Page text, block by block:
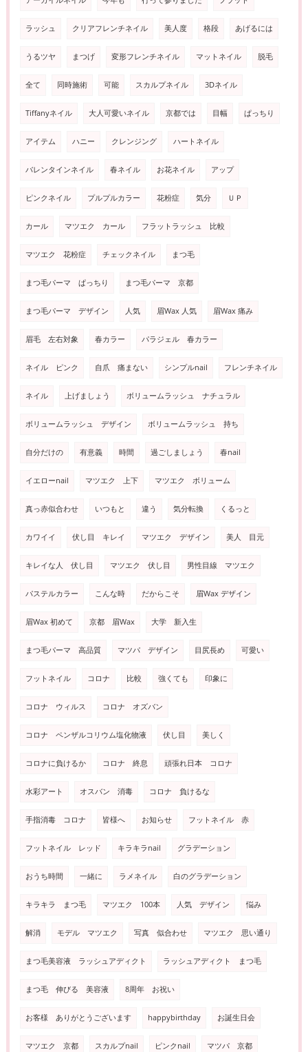
ラッシュ クリアフレンチネイル 美人度 格段 あげるには
うるツヤ まつげ 変形フレンチネイル マットネイル 脱毛
全て 同時施術 可能 スカルプネイル 3Dネイル
Tiffanyネイル 大人可愛いネイル 京都では 目幅 ぱっちり
アイテム ハニー クレンジング ハートネイル
バレンタインネイル 春ネイル お花ネイル アップ
ピンクネイル プルプルカラー 花粉症 気分 ＵＰ
カール マツエク カール フラットラッシュ 比較
マツエク 花粉症 チェックネイル まつ毛
まつ毛パーマ ぱっちり まつ毛パーマ 京都
まつ毛パーマ デザイン 人気 眉Wax 人気 眉Wax 痛み
眉毛 左右対象 春カラー パラジェル 春カラー
ネイル ピンク 自爪 痛まない シンプルnail フレンチネイル
ネイル 上げましょう ボリュームラッシュ ナチュラル
ボリュームラッシュ デザイン ボリュームラッシュ 持ち
自分だけの 有意義 時間 過ごしましょう 春nail
イエローnail マツエク 上下 マツエク ボリューム
真っ赤似合わせ いつもと 違う 気分転換 くるっと
カワイイ 伏し目 キレイ マツエク デザイン 美人 目元
キレイな人 伏し目 マツエク 伏し目 男性目線 マツエク
パステルカラー こんな時 だからこそ 眉Wax デザイン
眉Wax 初めて 京都 眉Wax 大学 新入生
まつ毛パーマ 高品質 マツパ デザイン 目尻長め 可愛い
フットネイル コロナ 比較 強くても 印象に
コロナ ウィルス コロナ オズバン
コロナ ペンザルコリウム塩化物液 伏し目 美しく
コロナに負けるか コロナ 終息 頑張れ日本 コロナ
水彩アート オスバン 消毒 コロナ 負けるな
手指消毒 コロナ 皆様へ お知らせ フットネイル 赤
フットネイル レッド キラキラnail グラデーション
おうち時間 一緒に ラメネイル 白のグラデーション
キラキラ まつ毛 マツエク 100本 人気 デザイン 悩み
解消 モデル マツエク 写真 似合わせ マツエク 思い通り
まつ毛美容液 ラッシュアディクト ラッシュアディクト まつ毛
まつ毛 伸びる 美容液 8周年 お祝い
お客様 ありがとうございます happybirthday お誕生日会
マツエク 京都 スカルプnail ピンクnail マツパ 京都